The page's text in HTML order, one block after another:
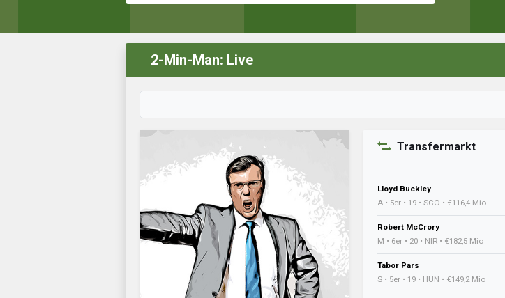
2-Min-Man: Live
Transfermarkt
Lloyd Buckley
A • 5er • 19 • SCO • €116,4 Mio
Robert McCrory
M • 6er • 20 • NIR • €182,5 Mio
Tabor Pars
S • 5er • 19 • HUN • €149,2 Mio